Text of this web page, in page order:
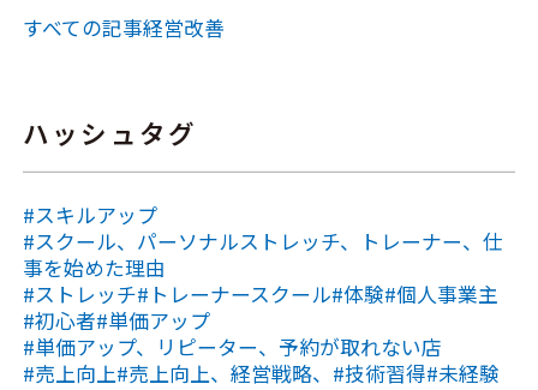
すべての記事経営改善
ハッシュタグ
#スキルアップ
#スクール、パーソナルストレッチ、トレーナー、仕
事を始めた理由
#ストレッチ#トレーナースクール#体験#個人事業主
#初心者#単価アップ
#単価アップ、リピーター、予約が取れない店
#売上向上#売上向上、経営戦略、 #技術習得#未経験